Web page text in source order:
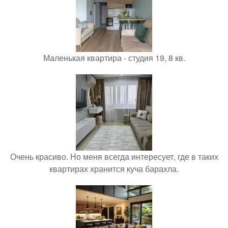
Маленькая квартира - студия 19, 8 кв.
Очень красиво. Но меня всегда интересует, где в таких
квартирах хранится куча барахла.